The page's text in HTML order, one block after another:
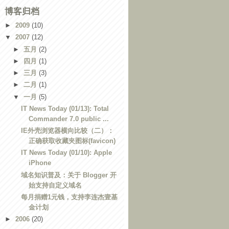
博客归档
► 2009 (10)
▼ 2007 (12)
► 五月 (2)
►
四月 (1)
► 三月 (3)
► 二月 (1)
▼ 一月 (5)
IT News Today (01/13): Total
Commander 7.0 public ...
IE外壳浏览器横向比较（二）：
正确获取收藏夹图标(favicon)
IT News Today (01/10): Apple
iPhone
域名知识普及：关于 Blogger 开
始支持自定义域名
每月捐赠1元钱，支持李连杰壹基
金计划
► 2006 (20)